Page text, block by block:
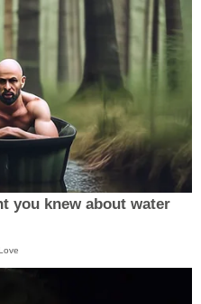
you knew about water